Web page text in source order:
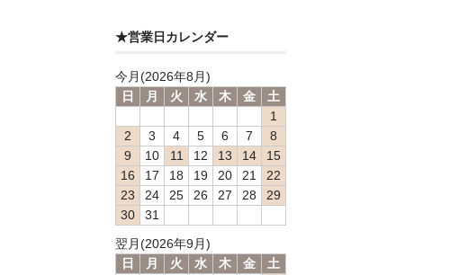
★営業日カレンダー
今月(2026年8月)
日
月 火 水 木 金
土
1
2
3 4 5 6 7
8
9
10 11 12 13 14
15
16
17 18 19 20 21
22
23
24 25 26 27 28
29
30
31
翌月(2026年9月)
日
月 火 水 木 金
土